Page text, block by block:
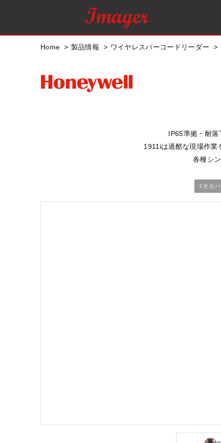
Home 製品情報 ワイヤレスバーコードリーダー
IP65準拠・耐
1911iは過酷な現場作業
各種シ
2次元